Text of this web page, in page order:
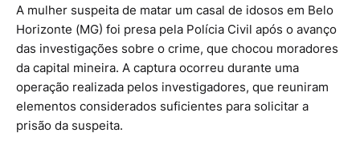
A mulher suspeita de matar um casal de idosos em Belo
Horizonte (MG) foi presa pela Polícia Civil após o avanço
das investigações sobre o crime, que chocou moradores
da capital mineira. A captura ocorreu durante uma
operação realizada pelos investigadores, que reuniram
elementos considerados suficientes para solicitar a
prisão da suspeita.